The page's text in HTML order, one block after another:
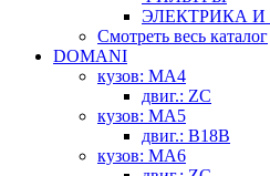
ЭЛЕКТРИКА
Смотреть весь каталог
DOMANI
кузов: MA4
двиг.: ZC
кузов: MA5
двиг.: B18B
кузов: MA6